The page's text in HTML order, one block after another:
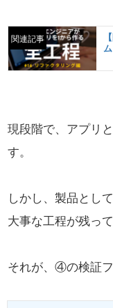
関連記事
現段階で、アプリ
す。
しかし、製品とし
大事な工程が残って
それが、④の検証フ